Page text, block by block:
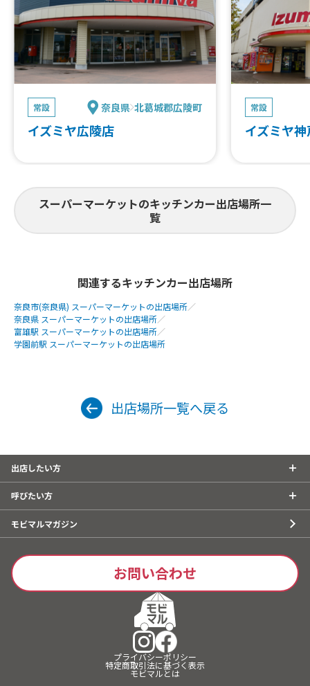
常設 奈良県 北葛城郡広陵町
イズミヤ広陵店
常設
イズミヤ
スーパーマーケットのキッチンカー出店場所一
覧
関連するキッチンカー出店場所
奈良市(奈良県) スーパーマーケットの出店場所／
奈良県 スーパーマーケットの出店場所／
富雄駅 スーパーマーケットの出店場所／
学園前駅 スーパーマーケットの出店場所
出店場所一覧へ戻る
出店したい方
呼びたい方
モビマルマガジン
お問い合わせ
プライバシーポリシー
特定商取引法に基づく表示
モビマルとは